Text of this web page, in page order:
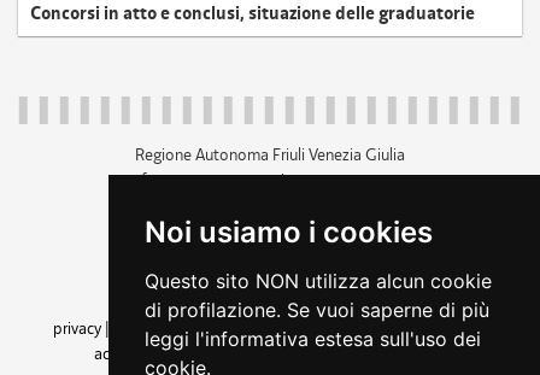
Noi usiamo i cookies
Questo sito NON utilizza alcun cookie
di profilazione. Se vuoi saperne di più
leggi l'informativa estesa sull'uso dei
cookie.
Concorsi in atto e conclusi, situazione delle graduatorie
Regione Autonoma Friuli Venezia Giulia
c.f. 80014930327; p.iva 00526040324
+39 040 3771111
amministrazione trasparente
privacy
cookie |note legali accessibilità
dichiarazione di
accessibilità| feedback cambio preferenze cookie